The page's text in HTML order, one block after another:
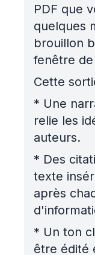
PDF que
quelques
brouillon
fenêtre
Cette
* Une
relie les
auteurs.
* Des
texte
après
* Un ton
être édité